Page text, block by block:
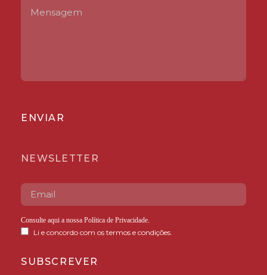
ENVIAR
NEWSLETTER
Consulte aqui a nossa Política de Privacidade
Li e concordo com os termos e condições.